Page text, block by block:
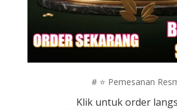
# ⭐ Pemesanan
Klik untuk order